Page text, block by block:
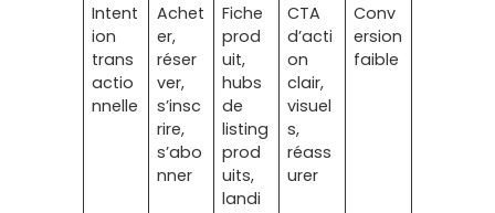
Intent
ion
trans
actio
nnelle
Achet
er,
réser
ver,
s’insc
rire,
s’abo
nner
Fiche
prod
uit,
hubs
de
listing
prod
uits,
landi
CTA
d’acti
on
clair,
visuel
s,
réass
urer
Conv
ersion
faible